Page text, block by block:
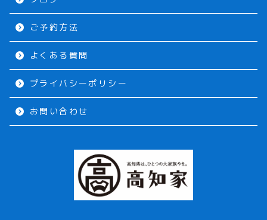
ご予約方法
よくある質問
プライバシーポリシー
お問い合わせ